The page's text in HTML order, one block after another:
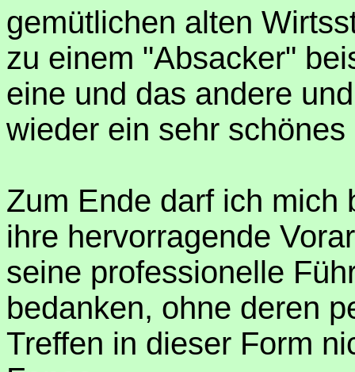
gemütlichen alten
zu einem "Absacker"
eine und das andere
wieder ein sehr
Zum Ende darf ich mich
ihre hervorragende
seine professionelle
bedanken, ohne deren
Treffen in dieser Form